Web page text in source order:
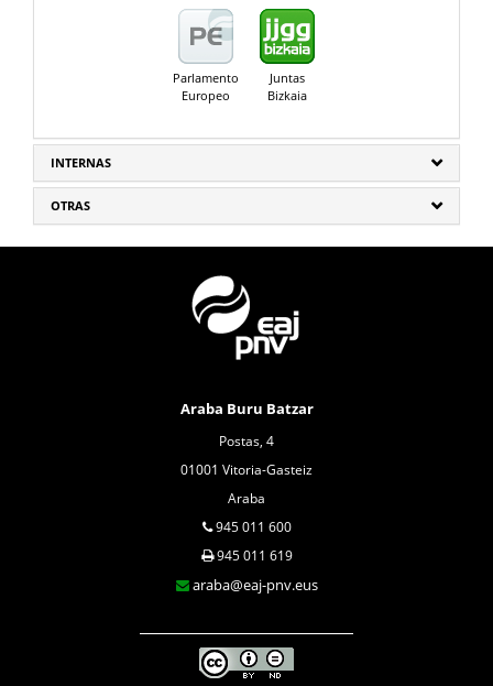
Parlamento
Europeo
Juntas
Bizkaia
INTERNAS
OTRAS
Araba Buru Batzar
Postas, 4
01001 Vitoria-Gasteiz
Araba
945 011 600
945 011 619
araba@eaj-pnv.eus